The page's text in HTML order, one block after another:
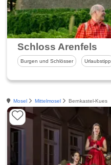
Schloss Arenfels
Burgen und Schlösser Urlaubstipp
Mosel Mittelmosel Bernkastel-Kues